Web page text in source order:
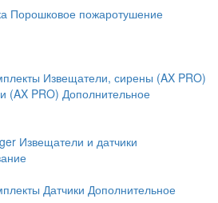
Порошковое пожаротушение
Извещатели, сирены (AX PRO)
(AX PRO) Дополнительное
Извещатели и датчики
Датчики Дополнительное